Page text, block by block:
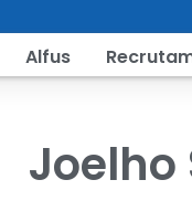
Alfus
Joelho